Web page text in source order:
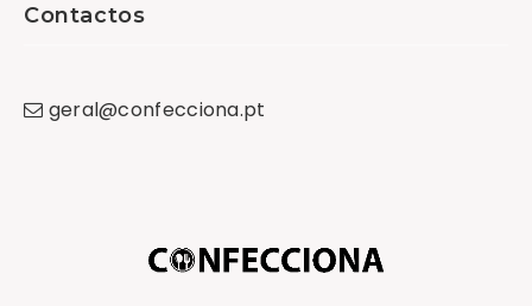
Contactos
geral@confecciona.pt